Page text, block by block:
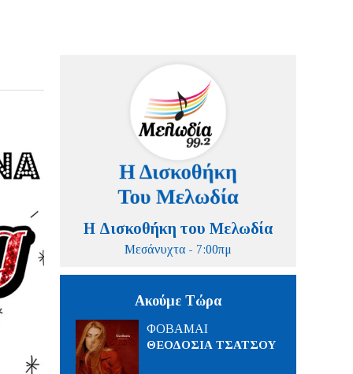
Η Δισκοθήκη του Μελωδία
Μεσάνυχτα - 7:00πμ
Ακούμε Τώρα
ΦΟΒΑΜΑΙ
ΘΕΟΔΟΣΙΑ ΤΣΑΤΣΟΥ